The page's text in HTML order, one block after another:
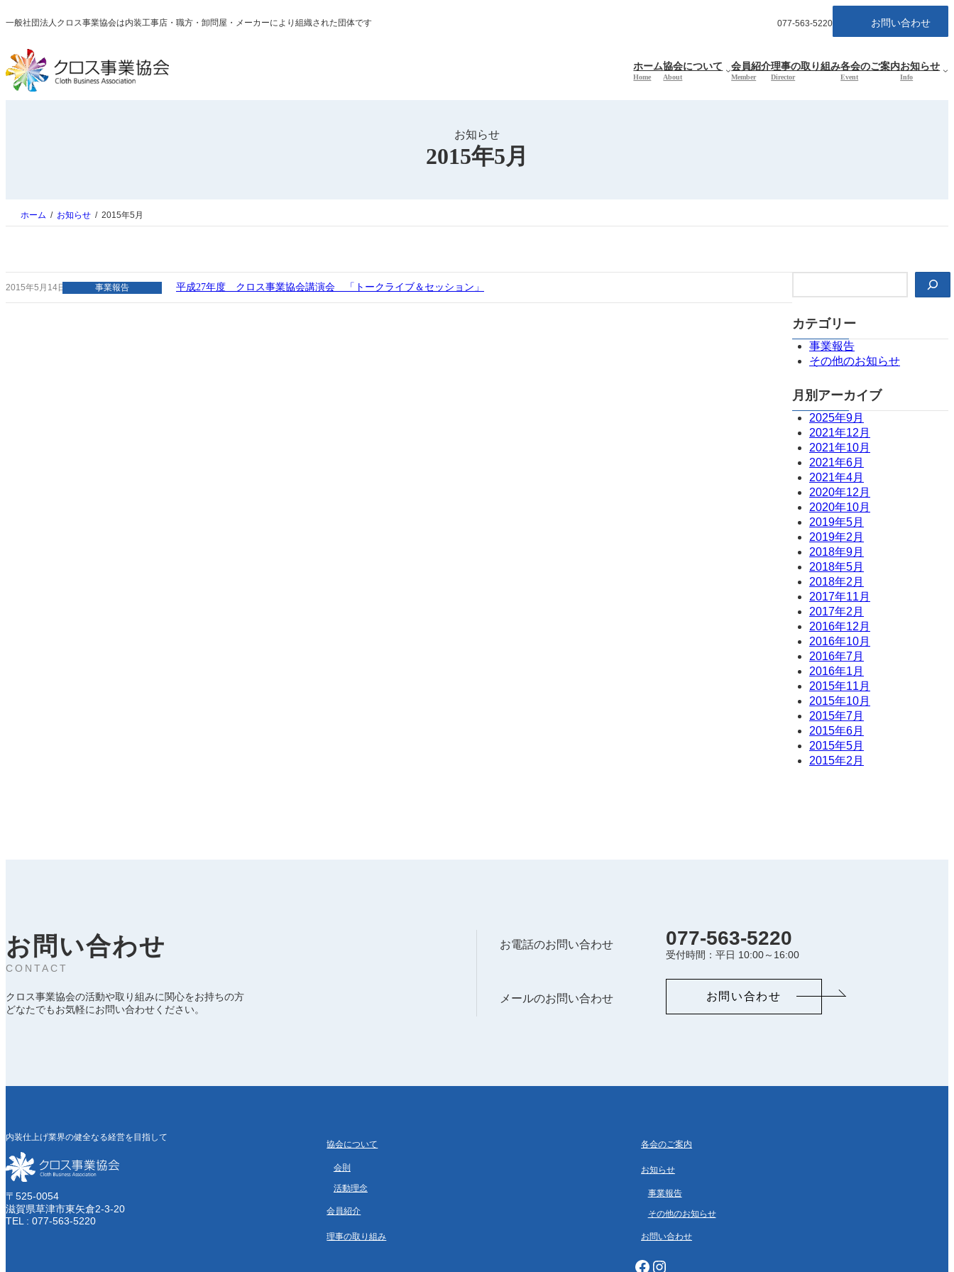
容
ス
キ
ッ
一般社団法人クロス事業協会は内装工事店・職方・卸問屋・メーカーにより組織された団体です 077-563-5220 お問い合わせ
ホーム
Home
協会について
About
会員紹介
Member
理事の取り組み
Director
各会のご案内
Event
お知らせ
Info
お知らせ
2015年5月
ホーム お知らせ 2015年5月
2015年5月14日 事業報告 平成27年度 クロス事業協会講演会 「トークライブ＆セッション」
カテゴリー
事業報告
その他のお知らせ
月別アーカイブ
2025年9月
2021年12月
2021年10月
2021年6月
2021年4月
2020年12月
2020年10月
2019年5月
2019年2月
2018年9月
2018年5月
2018年2月
2017年11月
2017年2月
2016年12月
2016年10月
2016年7月
2016年1月
2015年11月
2015年10月
2015年7月
2015年6月
2015年5月
2015年2月
お問い合わせ
CONTACT
クロス事業協会の活動や取り組みに関心をお持ちの方
どなたでもお気軽にお問い合わせください。
お電話のお問い合わせ 077-563-5220
受付時間：平日 10:00～16:00
メールのお問い合わせ お問い合わせ
内装仕上げ業界の健全なる経営を目指して
〒525-0054
滋賀県草津市東矢倉2-3-20
TEL : 077-563-5220
協会について
会則
活動理念
会員紹介
理事の取り組み
各会のご案内
お知らせ
事業報告
その他のお知らせ
お問い合わせ
Facebook Instagram